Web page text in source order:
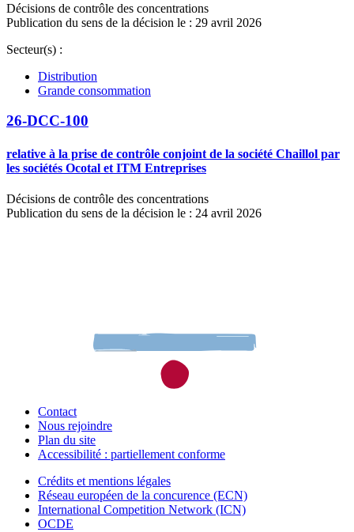
Décisions de contrôle des concentrations
Publication du sens de la décision le : 29 avril 2026
Secteur(s) :
Distribution
Grande consommation
26-DCC-100
relative à la prise de contrôle conjoint de la société Chaillol par
les sociétés Ocotal et ITM Entreprises
Décisions de contrôle des concentrations
Publication du sens de la décision le : 24 avril 2026
Contact
Nous rejoindre
Plan du site
Accessibilité : partiellement conforme
Crédits et mentions légales
Réseau européen de la concurence (ECN)
International Competition Network (ICN)
OCDE